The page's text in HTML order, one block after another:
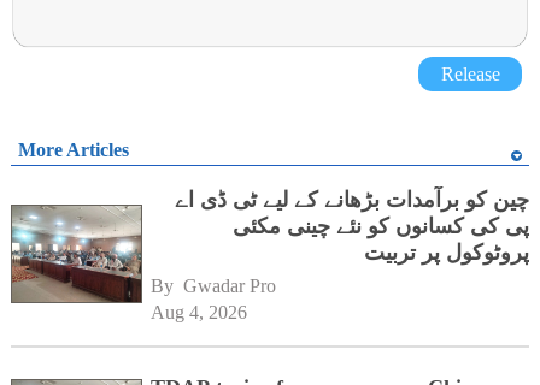
Release
More Articles
چین کو برآمدات بڑھانے کے لیے ٹی ڈی اے
پی کی کسانوں کو نئے چینی مکئی
پروٹوکول پر تربیت
By Gwadar Pro
Aug 4, 2026